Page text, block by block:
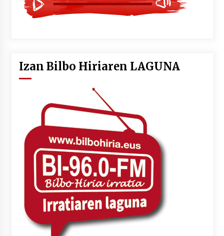
Izan Bilbo Hiriaren LAGUNA